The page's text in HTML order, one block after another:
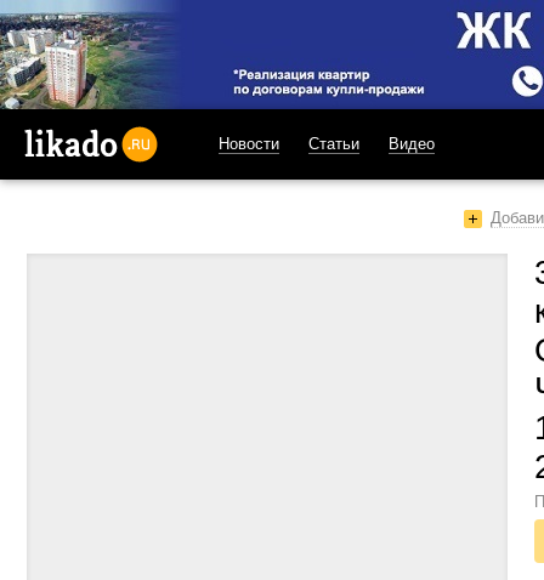
Новости Статьи Видео